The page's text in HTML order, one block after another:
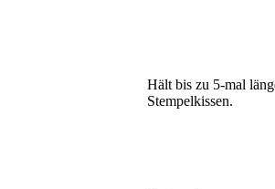
Hält bis zu 5-mal
Stempelkissen.